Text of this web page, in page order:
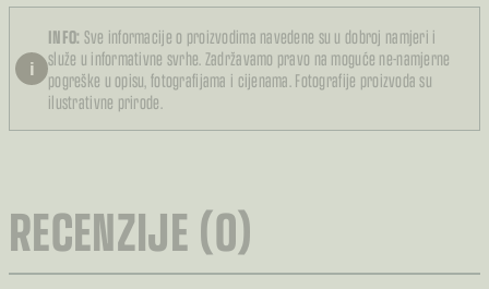
i
INFO: Sve informacije o proizvodima navedene su u dobroj namjeri i
služe u informativne svrhe. Zadržavamo pravo na moguće ne-namjerne
pogreške u opisu, fotografijama i cijenama. Fotografije proizvoda su
ilustrativne prirode.
RECENZIJE (0)